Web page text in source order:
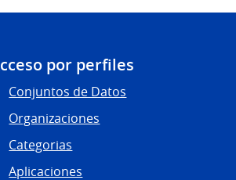
por perfiles
Conjuntos de Datos
Organizaciones
Categorias
Aplicaciones